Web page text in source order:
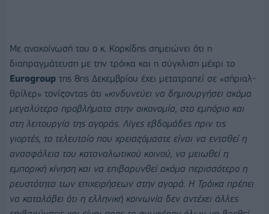
Με ανακοίνωσή του ο κ. Κορκίδης σημειώνει ότι η
διαπραγμάτευση με την τρόικα και η σύγκλιση μέχρι το
Eurogroup της 8ης Δεκεμβρίου έχει μετατραπεί σε «σήριαλ-
θρίλερ» τονίζοντας ότι «κινδυνεύει να δημιουργήσει ακόμα
μεγαλύτερα προβλήματα στην οικονομία, στο εμπόριο και
στη λειτουργία της αγοράς. Λίγες εβδομάδες πριν τις
γιορτές, το τελευταίο που χρειαζόμαστε είναι να ενταθεί η
ανασφάλεια του καταναλωτικού κοινού, να μειωθεί η
εμπορική κίνηση και να επιβαρυνθεί ακόμα περισσότερο η
ρευστότητα των επιχειρήσεων στην αγορά. Η Τρόικα πρέπει
να καταλάβει ότι η ελληνική κοινωνία δεν αντέχει άλλες